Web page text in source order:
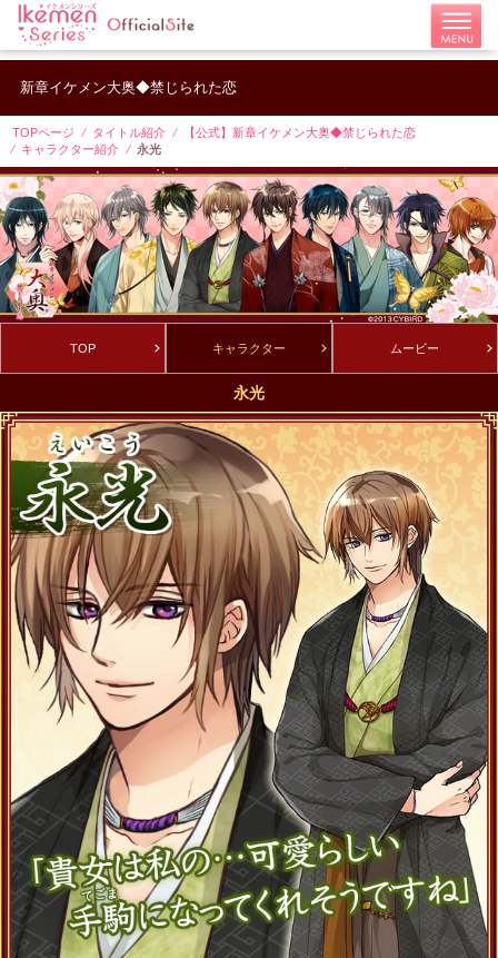
新章イケメン大奥◆禁じられた恋
TOPページ タイトル紹介
【公式】新章イケメン大奥◆禁じられた恋
キャラクター紹介
永光
TOP キャラクター ムービー
永光